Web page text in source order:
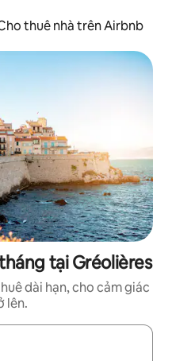
thuê nhà trên Airbnb
tại Gréolières
dài hạn, cho cảm giác
lên.
bằng phím mũi tên lên và